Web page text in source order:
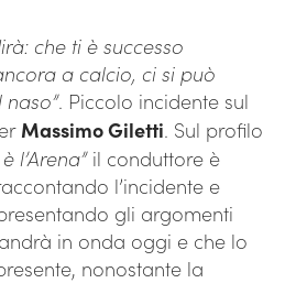
che ti è successo
a calcio, ci si può
. Piccolo incidente sul
Massimo Giletti. Sul profilo
l’Arena”il conduttore è
l’incidente e
gli argomenti
in onda oggi e che lo
nonostante la